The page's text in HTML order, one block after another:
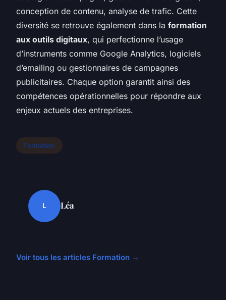
conception de contenu, analyse de trafic. Cette
diversité se retrouve également dans la formation
aux outils digitaux, qui perfectionne l’usage
d’instruments comme Google Analytics, logiciels
d’emailing ou gestionnaires de campagnes
publicitaires. Chaque option garantit ainsi des
compétences opérationnelles pour répondre aux
enjeux actuels des entreprises.
Formation
L Léa
Voir tous les articles Formation →